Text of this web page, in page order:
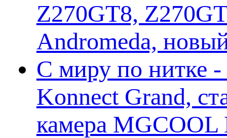
Z270GT8,
Andromeda,
С миру по нитке -
Konnect Grand,
камера MGCOOL